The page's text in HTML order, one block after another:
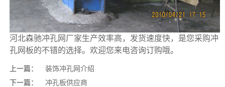
河北森驰冲孔网厂家生产效率高，发货速度快，是您采购冲
孔网板的不错的选择。欢迎您来电咨询订购哦。
上一篇：
装饰冲孔网介绍
下一篇：
冲孔板供应商